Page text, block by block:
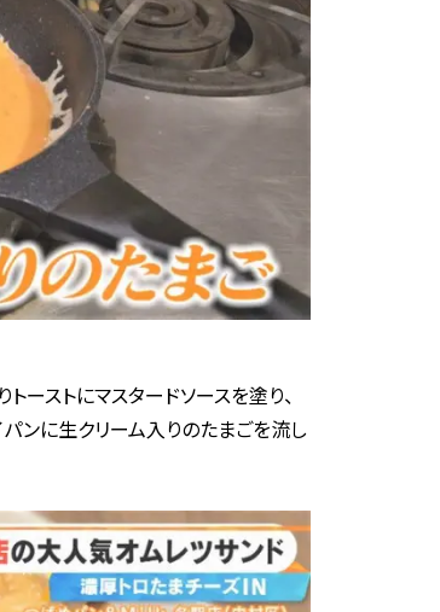
ーストにマスタードソースを塗り、
ンに生クリーム入りのたまごを流し